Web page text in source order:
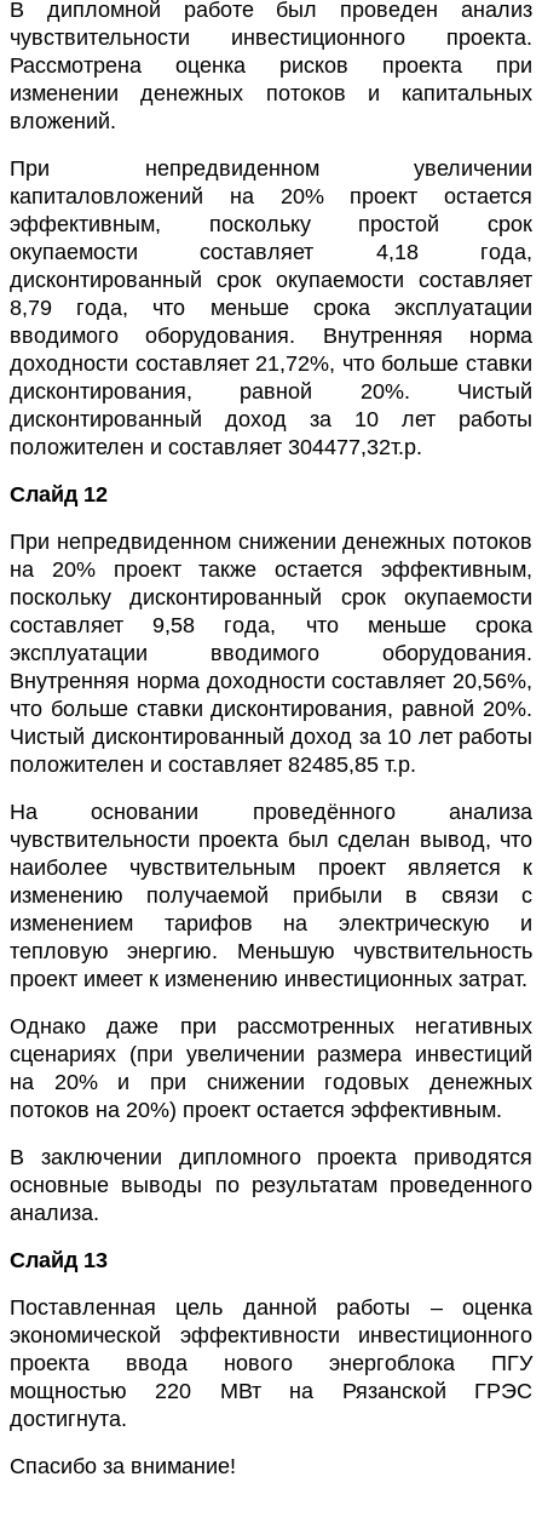
В дипломной работе был проведен анализ
чувствительности инвестиционного проекта.
Рассмотрена оценка рисков проекта при
изменении денежных потоков и капитальных
вложений.
При непредвиденном увеличении
капиталовложений на 20% проект остается
эффективным, поскольку простой срок
окупаемости составляет 4,18 года,
дисконтированный срок окупаемости составляет
8,79 года, что меньше срока эксплуатации
вводимого оборудования. Внутренняя норма
доходности составляет 21,72%, что больше ставки
дисконтирования, равной 20%. Чистый
дисконтированный доход за 10 лет работы
положителен и составляет 304477,32т.р.
Слайд 12
При непредвиденном снижении денежных потоков
на 20% проект также остается эффективным,
поскольку дисконтированный срок окупаемости
составляет 9,58 года, что меньше срока
эксплуатации вводимого оборудования.
Внутренняя норма доходности составляет 20,56%,
что больше ставки дисконтирования, равной 20%.
Чистый дисконтированный доход за 10 лет работы
положителен и составляет 82485,85 т.р.
На основании проведённого анализа
чувствительности проекта был сделан вывод, что
наиболее чувствительным проект является к
изменению получаемой прибыли в связи с
изменением тарифов на электрическую и
тепловую энергию. Меньшую чувствительность
проект имеет к изменению инвестиционных затрат.
Однако даже при рассмотренных негативных
сценариях (при увеличении размера инвестиций
на 20% и при снижении годовых денежных
потоков на 20%) проект остается эффективным.
В заключении дипломного проекта приводятся
основные выводы по результатам проведенного
анализа.
Слайд 13
Поставленная цель данной работы – оценка
экономической эффективности инвестиционного
проекта ввода нового энергоблока ПГУ
мощностью 220 МВт на Рязанской ГРЭС
достигнута.
Спасибо за внимание!